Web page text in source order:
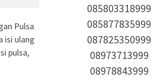
Pulsa
isi ulang
pulsa,
085803318999
085877835999
087825350999
08973713999
08978843999